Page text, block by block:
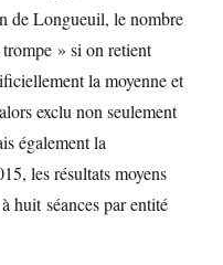
de Longueuil, le nombre
» si on retient
la moyenne et
exclu non seulement
également la
les résultats moyens
huit séances par entité